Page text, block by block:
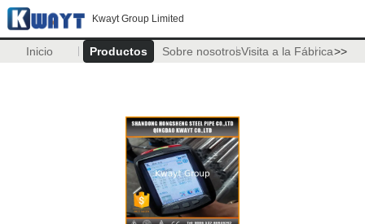
Kwayt Group Limited
Inicio Productos Sobre nosotrosVisita a la Fábrica>>